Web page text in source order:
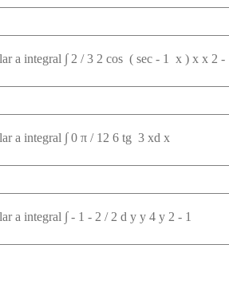
a integral ∫ 2 / 3 2 cos ⁡ ( sec - 1 ⁡ x ) x x 2 -
a integral ∫ 0 π / 12 6 tg ⁡ 3 xd x
a integral ∫ - 1 - 2 / 2 d y y 4 y 2 - 1